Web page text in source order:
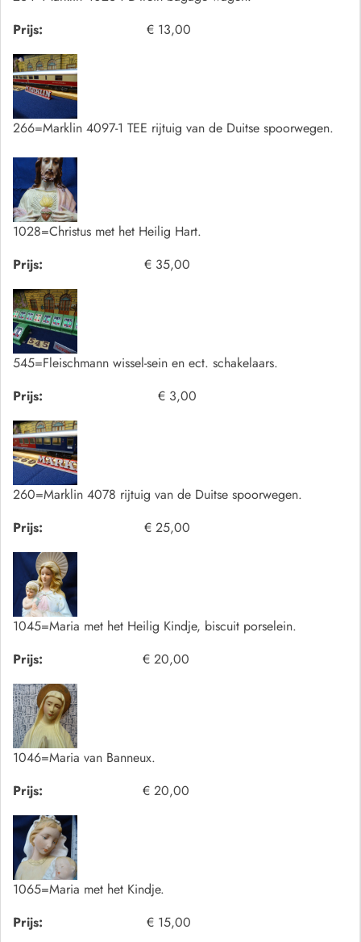
Prijs:
€ 13,00
266=Marklin 4097-1 TEE rijtuig van de Duitse spoorwegen.
1028=Christus met het Heilig Hart.
Prijs:
€ 35,00
545=Fleischmann wissel-sein en ect. schakelaars.
Prijs:
€ 3,00
260=Marklin 4078 rijtuig van de Duitse spoorwegen.
Prijs:
€ 25,00
1045=Maria met het Heilig Kindje, biscuit porselein.
Prijs:
€ 20,00
1046=Maria van Banneux.
Prijs:
€ 20,00
1065=Maria met het Kindje.
Prijs:
€ 15,00